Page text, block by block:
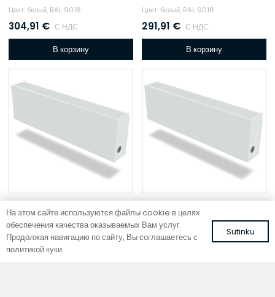
Цвет: белый, RAL 9016
304,91 € С НДС
В корзину
Цвет: белый, RAL 9016
291,91 € С НДС
В корзину
Настенный фанкойл
WMC 60-13-60
Цвет: белый, RAL 9016
Настенный фанкойл
WMC 60-13-50
На этом сайте используются файлы cookie в целях
обеспечения качества оказываемых Вам услуг.
Продолжая навигацию по сайту, Вы соглашаетесь с
политикой куки.
Sutinku